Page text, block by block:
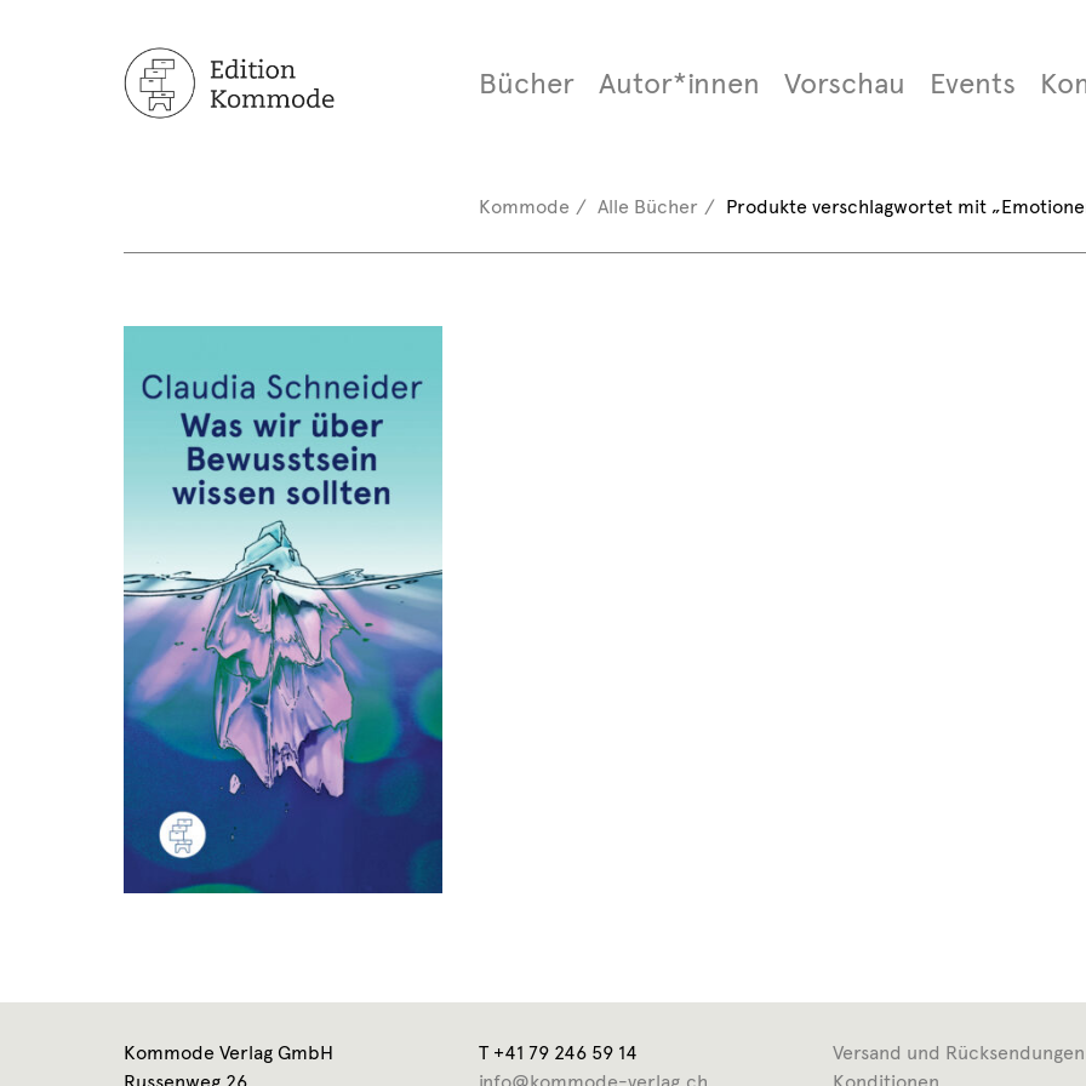
Bücher Autor*innen Vorschau Events
Kommode Alle Bücher Produkte verschlagwortet mit
Kommode Verlag GmbH
T +41 79 246 59 14
Versand und Rücksendungen